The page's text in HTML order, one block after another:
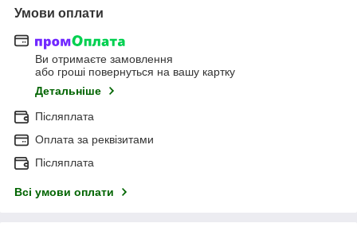
Умови оплати
Ви отримаєте замовлення
або гроші повернуться на вашу картку
Детальніше
Післяплата
Оплата за реквізитами
Післяплата
Всі умови оплати